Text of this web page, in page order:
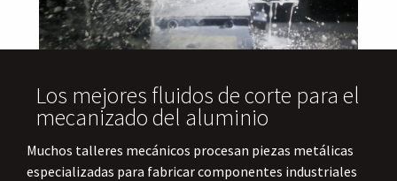
Los mejores fluidos de corte para el
mecanizado del aluminio
​Muchos talleres mecánicos procesan piezas metálicas
especializadas para fabricar componentes industriales